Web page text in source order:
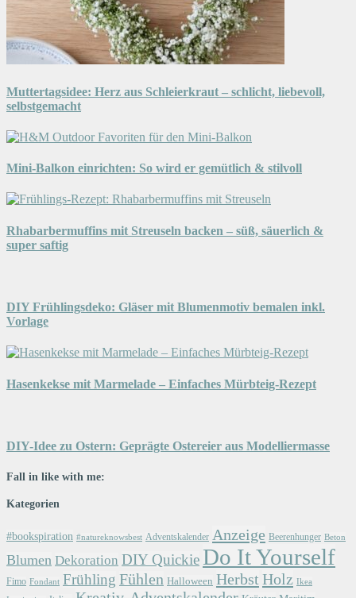
Muttertagsidee: Herz aus Schleierkraut – schlicht, liebevoll,
selbstgemacht
Mini-Balkon einrichten: So wird er gemütlich & stilvoll
Rhabarbermuffins mit Streuseln backen – süß, säuerlich &
super saftig
DIY Frühlingsdeko: Gläser mit Blumenmotiv bemalen inkl.
Vorlage
Hasenkekse mit Marmelade – Einfaches Mürbteig-Rezept
DIY-Idee zu Ostern: Geprägte Ostereier aus Modelliermasse
Fall in like with me:
Kategorien
#bookspiration #natureknowsbest Adventskalender Anzeige Beerenhunger Beton
Blumen Dekoration DIY Quickie Do It Yourself
Fimo Fondant Frühling Fühlen Halloween Herbst Holz Ikea